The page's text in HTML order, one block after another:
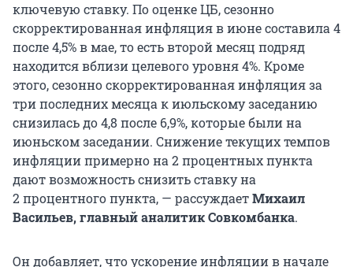
ключевую ставку. По оценке ЦБ, сезонно
скорректированная инфляция в июне составила 4
после 4,5% в мае, то есть второй месяц подряд
находится вблизи целевого уровня 4%. Кроме
этого, сезонно скорректированная инфляция за
три последних месяца к июльскому заседанию
снизилась до 4,8 после 6,9%, которые были на
июньском заседании. Снижение текущих темпов
инфляции примерно на2 процентных пункта
дают возможность снизить ставку на
2 процентного пункта, — рассуждаетМихаил
Васильев, главный аналитик Совкомбанка.
Он добавляет, что ускорение инфляции в начале